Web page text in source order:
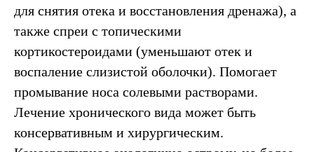
для снятия отека и восстановления дренажа), а
также спреи с топическими
кортикостероидами (уменьшают отек и
воспаление слизистой оболочки). Помогает
промывание носа солевыми растворами.
Лечение хронического вида может быть
консервативным и хирургическим.